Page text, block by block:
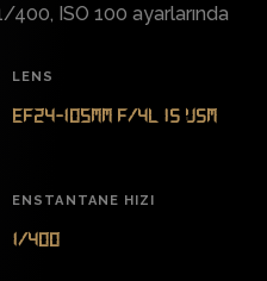
ISO 100 ayarlarında
LENS
EF24-105mm f/4L IS USM
ENSTANTANE HIZI
1/400